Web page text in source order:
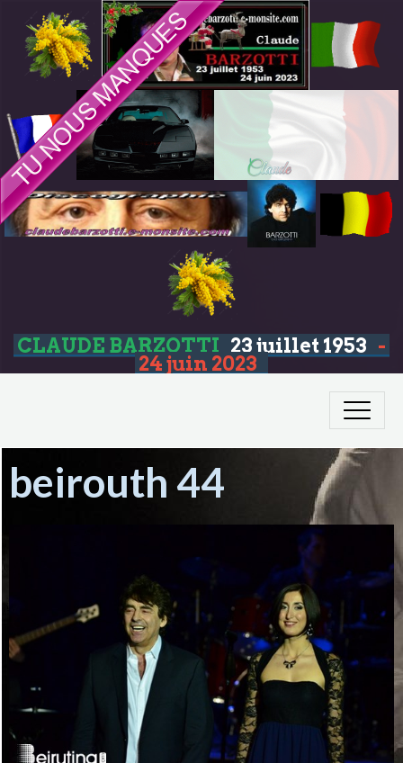
CLAUDE BARZOTTI 23 juillet 1953 -
24 juin 2023
beirouth 44